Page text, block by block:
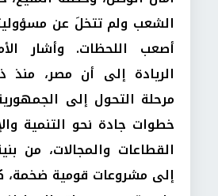
الشعب ولم تتخلَ عن
أصعب اللحظات. وأشار
الريادة إلى أن مصر، منذ
مرحلة التحول إلى
خطوات جادة نحو التنمية
القطاعات والمجالات، من
إلى مشروعات قومية ضخمة،